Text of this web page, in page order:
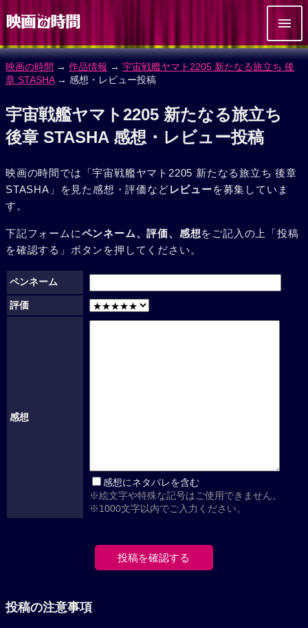
映画の時間 → 作品情報 → 宇宙戦艦ヤマト2205 新たなる旅立ち 後
章 STASHA→ 感想・レビュー投稿
宇宙戦艦ヤマト2205 新たなる旅立ち
後章 STASHA 感想・レビュー投稿
映画の時間では「宇宙戦艦ヤマト2205 新たなる旅立ち 後章
STASHA」を見た感想・評価などレビューを募集していま
す。
下記フォームにペンネーム、評価、感想をご記入の上「投稿
を確認する」ボタンを押してください。
ペンネーム
評価
感想
感想にネタバレを含む
※絵文字や特殊な記号はご使用できません。
※1000文字以内でご入力ください。
投稿の注意事項